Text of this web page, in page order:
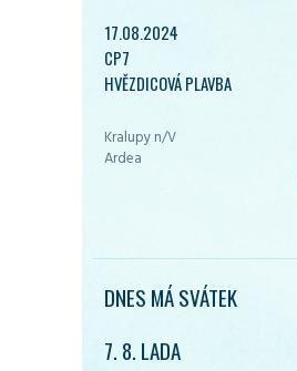
17.08.2024
CP7
HVĚZDICOVÁ PLAVBA
Kralupy n/V
Ardea
DNES MÁ SVÁTEK
7. 8. LADA